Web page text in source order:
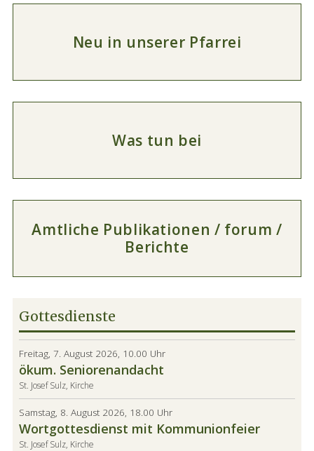
Neu in unserer Pfarrei
Was tun bei
Amtliche Publikationen / forum /
Berichte
Sidebar
(Primary)
Gottesdienste
Freitag, 7. August 2026, 10.00 Uhr
ökum. Seniorenandacht
St. Josef Sulz, Kirche
Samstag, 8. August 2026, 18.00 Uhr
Wortgottesdienst mit Kommunionfeier
St. Josef Sulz, Kirche